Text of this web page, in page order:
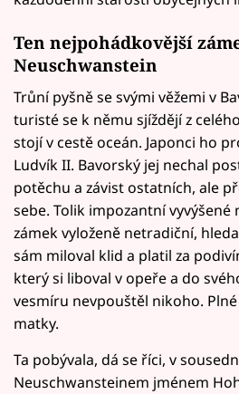
Ten nejpohádkovější
Neuschwanstein
Trůní pyšně se svými věžemi v
turisté se k němu sjíždějí z
stojí v cestě oceán. Japonci ho
Ludvík II. Bavorský jej nechal
potěchu a závist ostatních, ale
sebe. Tolik impozantní vyvýšené
zámek vyloženě netradiční,
sám miloval klid a platil za
který si liboval v opeře a do
vesmíru nevpouštěl nikoho.
matky.
Ta pobývala, dá se říci, v
Neuschwansteinem jménem